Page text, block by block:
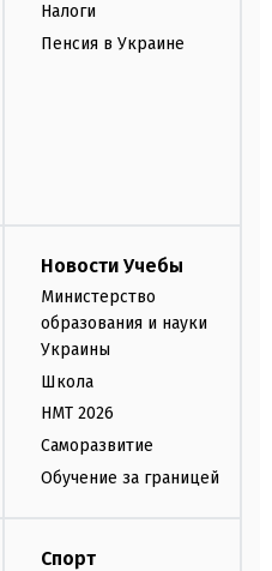
Налоги
Пенсия в Украине
Новости Учебы
Министерство
образования и науки
Украины
Школа
НМТ 2026
Саморазвитие
Обучение за границей
Спорт